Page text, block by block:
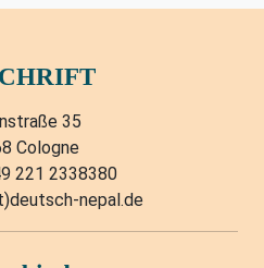
35
Cologne
221 2338380
nepal.de